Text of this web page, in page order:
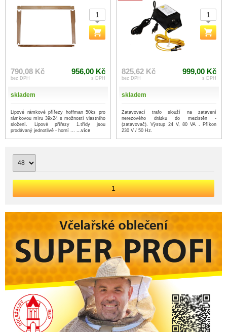
790,08 Kč
bez DPH
956,00 Kč
s DPH
skladem
Lipové rámkové přířezy hoffman 50ks pro
rámkovou míru 39x24 s možností vlastního
složení. Lipové přířezy 1.třídy jsou
prodávaný jednotlivě - horní ... ...více
825,62 Kč
bez DPH
999,00 Kč
s DPH
skladem
Zatavovací trafo slouží na zatavení
nerezového drátku do mezistěn -
(zatavovač). Výstup 24 V, 80 VA . Příkon
230 V / 50 Hz.
1